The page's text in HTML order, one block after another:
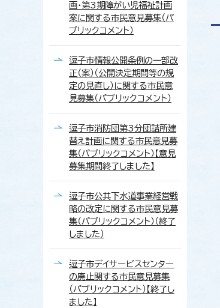
画・第3期障がい児福祉計画
案に関する市民意見募集（パ
ブリックコメント）
逗子市情報公開条例の一部改
正（案）（公開決定期間等の規
定の見直し）に関する市民意
見募集（パブリックコメント）
逗子市消防団第3分団詰所建
替え計画に関する市民意見募
集（パブリックコメント）【意見
募集期間終了しました】
逗子市公共下水道事業経営戦
略の改定に関する市民意見募
集（パブリックコメント）（終了
しました）
逗子市デイサービスセンター
の廃止関する市民意見募集
（パブリックコメント）【終了し
ました】